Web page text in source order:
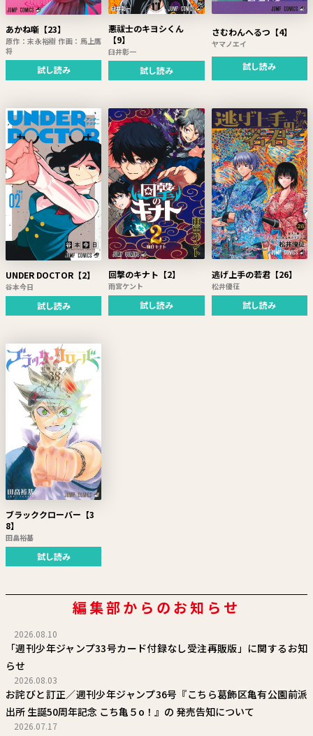
あかね噺【23】
原作：末永裕樹 作画：馬上鷹
将
試し読み
悪祓士のキヨシくん
【9】
臼井彰一
試し読み
さむわんへるつ【4】
ヤマノエイ
試し読み
UNDER DOCTOR【2】
谷本今日
試し読み
回撃のキナト【2】
雨宮ケント
試し読み
逃げ上手の若君【26】
松井優征
試し読み
ブラッククローバー【3
8】
田畠裕基
試し読み
編集部からのお知らせ
2026.08.10
「週刊少年ジャンプ33号カード付録なし受注再販版」に関するお知
らせ
2026.08.03
お詫びと訂正／週刊少年ジャンプ36号『こちら葛飾区亀有公園前派
出所 生誕50周年記念 こち亀５o！』の 発売告知について
2026.07.17